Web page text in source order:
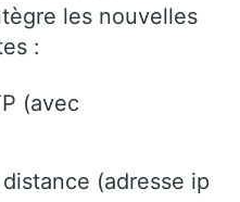
les nouvelles
:
(avec
(adresse ip